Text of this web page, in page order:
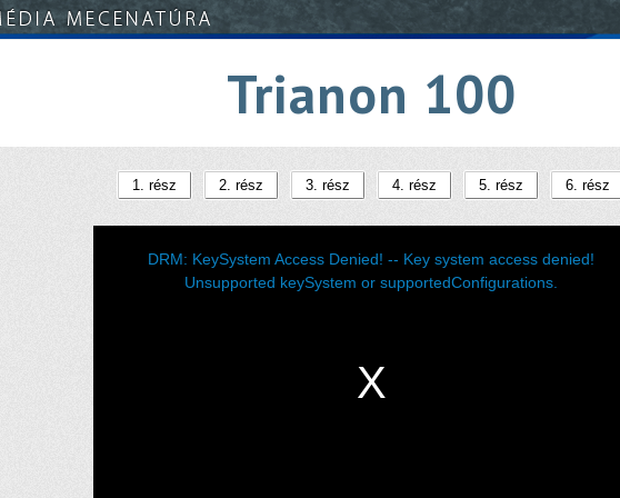
Trianon 100
1. rész 2. rész 3. rész 4. rész 5. rész 6. rész